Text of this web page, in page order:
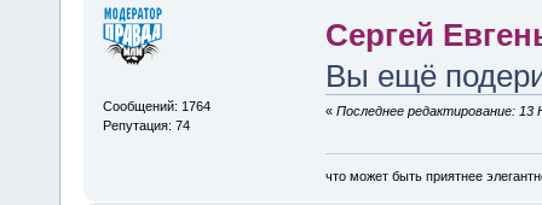
Сообщений: 1764
Репутация: 74
Сергей
Вы ещё
« Последнее редактирование:
что может быть приятнее